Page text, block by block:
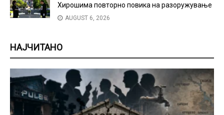
Хирошима повторно повика на разоружување
AUGUST 6, 2026
НАЈЧИТАНО